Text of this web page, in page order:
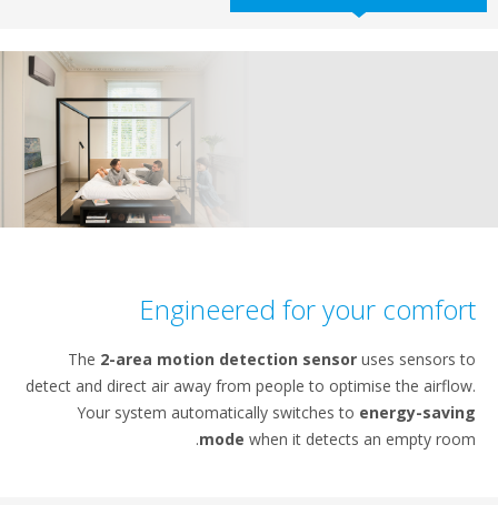
Engineered for your
The2-area motion detection sensoruses
detect and direct air away from people to optimise
Your system automatically switches to
modewhen it detects an